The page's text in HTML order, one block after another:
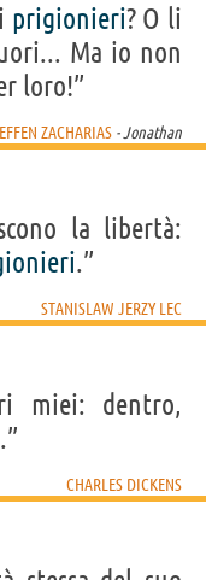
prigionieri? O li
Ma io non
loro!”
ZACHARIAS - Jonathan
la libertà:
.”
STANISLAW JERZY LEC
miei: dentro,
.”
CHARLES DICKENS